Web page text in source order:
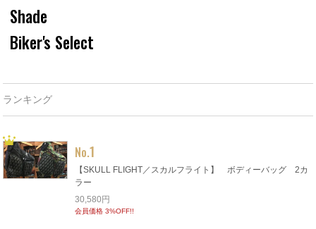
Shade
Biker's Select
ランキング
No.1
【SKULL FLIGHT／スカルフライト】 ボディーバッグ 2カ
ラー
30,580円
会員価格 3%OFF!!